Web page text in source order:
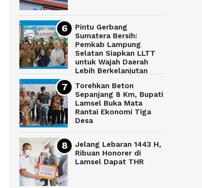
Pintu Gerbang
Sumatera Bersih:
Pemkab Lampung
Selatan Siapkan LLTT
untuk Wajah Daerah
Lebih Berkelanjutan
Torehkan Beton
Sepanjang 8 Km, Bupati
Lamsel Buka Mata
Rantai Ekonomi Tiga
Desa
Jelang Lebaran 1443 H,
Ribuan Honorer di
Lamsel Dapat THR